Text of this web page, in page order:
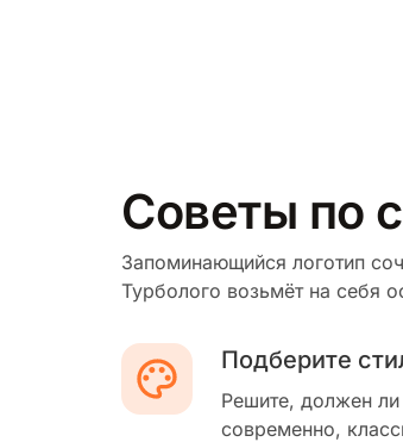
Советы по
Запоминающийся логотип
Турболого возьмёт на себя
Подберите
Решите, должен ли
современно,